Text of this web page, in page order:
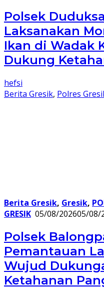
Polsek
Laksanakan
Ikan di Wadak
Dukung
hefsi
Berita Gresik, Polres
Berita Gresik, Gresik,
GRESIK 05/08/202605/08/
Polsek
Pemantauan
Wujud
Ketahanan